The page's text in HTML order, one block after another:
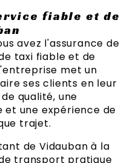
fiable et de
avez l'assurance de
taxi fiable et de
met un
ses clients en leur
qualité, une
une expérience de
trajet.
de Vidauban à la
transport pratique